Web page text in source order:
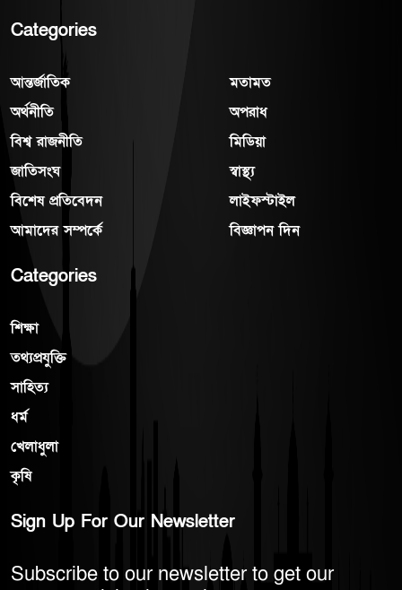
Categories
আন্তর্জাতিক
অর্থনীতি
বিশ্ব রাজনীতি
জাতিসংঘ
বিশেষ প্রতিবেদন
আমাদের সম্পর্কে
মতামত
অপরাধ
মিডিয়া
স্বাস্থ্য
লাইফস্টাইল
বিজ্ঞাপন দিন
Categories
শিক্ষা
তথ্যপ্রযুক্তি
সাহিত্য
ধর্ম
খেলাধুলা
কৃষি
Sign Up For Our Newsletter
Subscribe to our newsletter to get our